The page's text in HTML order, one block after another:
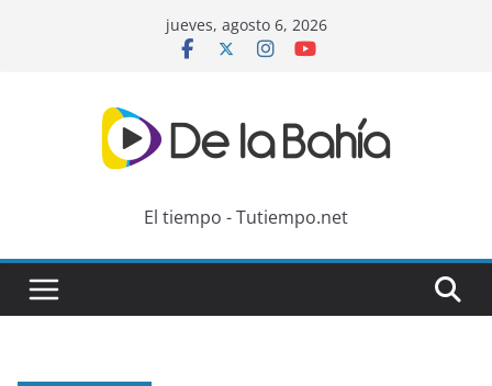
jueves, agosto 6, 2026
El tiempo - Tutiempo.net